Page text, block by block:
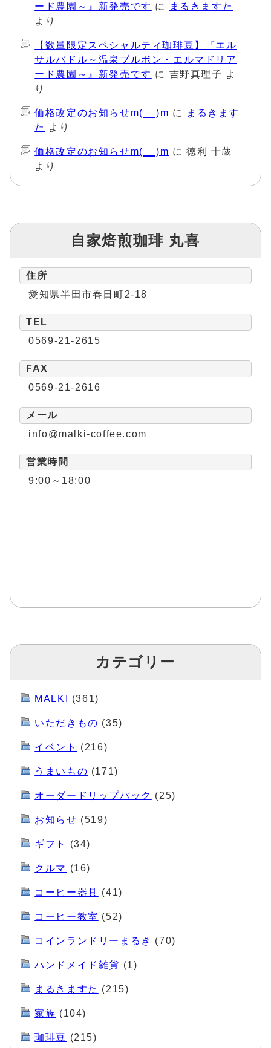
ード農園～』新発売です に
まるきますた
より
【数量限定スペシャルティ珈琲豆】『エル
サルバドル～温泉ブルボン・エルマドリア
ード農園～』新発売です に 吉野真理子 よ
り
価格改定のお知らせm(__)m に
まるきます
た
より
価格改定のお知らせm(__)m に徳利 十蔵
より
自家焙煎珈琲 丸喜
住所
愛知県半田市春日町2-18
TEL
0569-21-2615
FAX
0569-21-2616
メール
info@malki-coffee.com
営業時間
9:00～18:00
カテゴリー
MALKI (361)
いただきもの (35)
イベント (216)
うまいもの (171)
オーダードリップパック (25)
お知らせ (519)
ギフト (34)
クルマ (16)
コーヒー器具 (41)
コーヒー教室 (52)
コインランドリーまるき (70)
ハンドメイド雑貨 (1)
まるきますた (215)
家族 (104)
珈琲豆 (215)